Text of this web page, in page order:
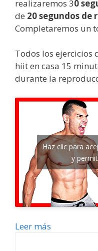
realizaremos 30
de 20 segundos de
Completaremos un
Todos los ejercicios
hiit en casa 15
durante la
Haz clic para
y
Leer más